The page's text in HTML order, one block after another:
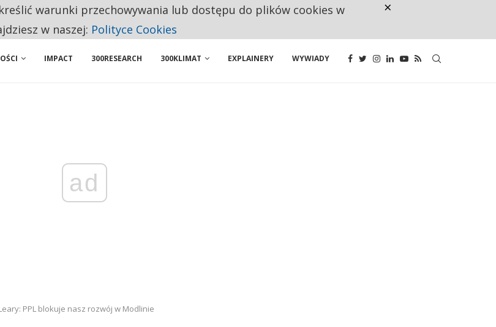
NA PODSTAWOWE ZAKUPY
IMPACT 300RESEARCH 300KLIMAT EXPLAINERY WYWIADY
ad
PPL blokuje nasz rozwój w Modlinie
warunki przechowywania lub dostępu do plików cookies w
w naszej: Polityce Cookies
×